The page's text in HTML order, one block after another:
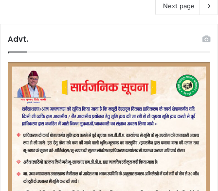
Next page
Advt.